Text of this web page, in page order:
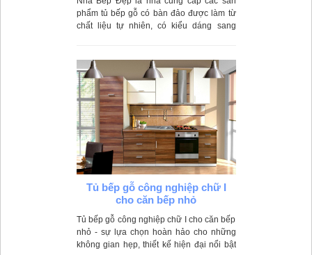
phẩm tủ bếp gỗ có bàn đảo được làm từ
chất liệu tự nhiên, có kiểu dáng sang
Tủ bếp gỗ công nghiệp chữ I
cho căn bếp nhỏ
Tủ bếp gỗ công nghiệp chữ I cho căn bếp
nhỏ - sự lựa chọn hoàn hảo cho những
không gian hẹp, thiết kế hiện đại nổi bật